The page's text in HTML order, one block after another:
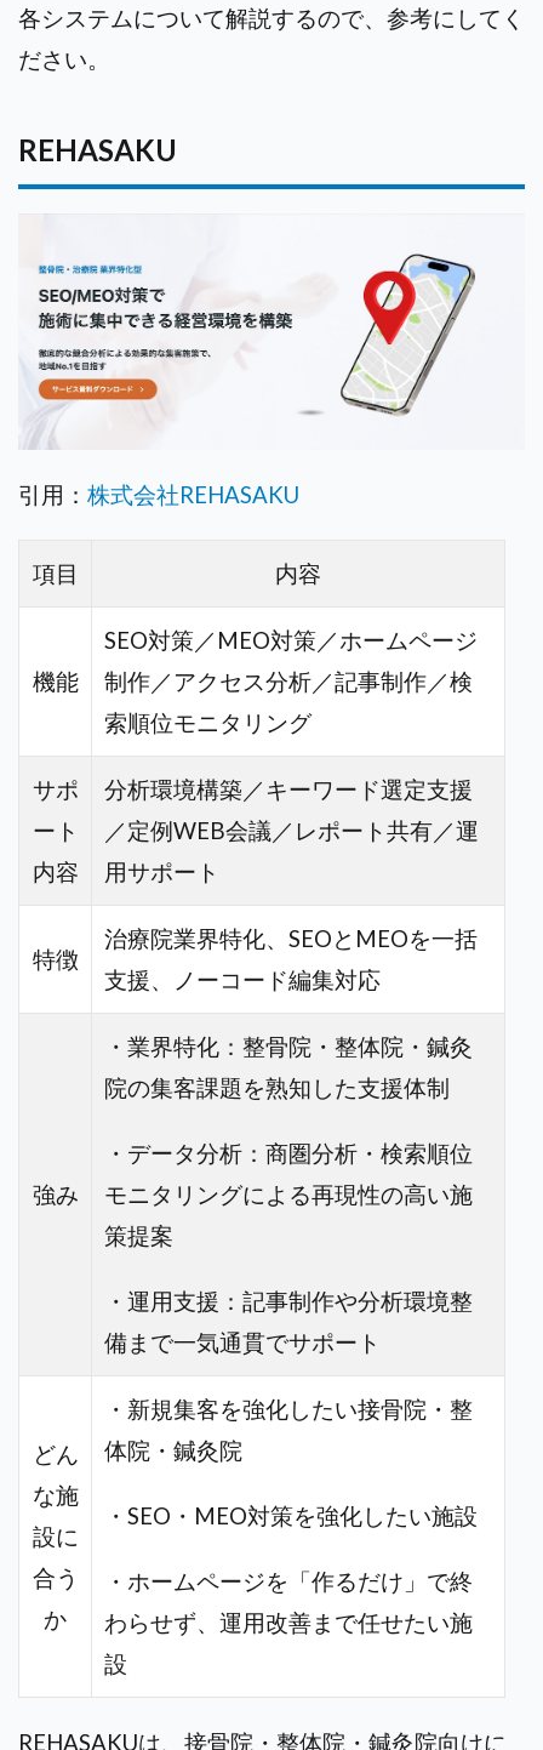
各システムについて解説するので、参考にしてく
ださい。
REHASAKU
引用： 株式会社REHASAKU
項目 内容
機能
SEO対策／MEO対策／ホームページ
制作／アクセス分析／記事制作／検
索順位モニタリング
サポ
ート
内容
分析環境構築／キーワード選定支援
／定例WEB会議／レポート共有／運
用サポート
特徴
治療院業界特化、SEOとMEOを一括
支援、ノーコード編集対応
強み
・業界特化：整骨院・整体院・鍼灸
院の集客課題を熟知した支援体制
・データ分析：商圏分析・検索順位
モニタリングによる再現性の高い施
策提案
・運用支援：記事制作や分析環境整
備まで一気通貫でサポート
どん
な施
設に
合う
か
・新規集客を強化したい接骨院・整
体院・鍼灸院
・SEO・MEO対策を強化したい施設
・ホームページを「作るだけ」で終
わらせず、運用改善まで任せたい施
設
REHASAKUは、接骨院・整体院・鍼灸院向けに